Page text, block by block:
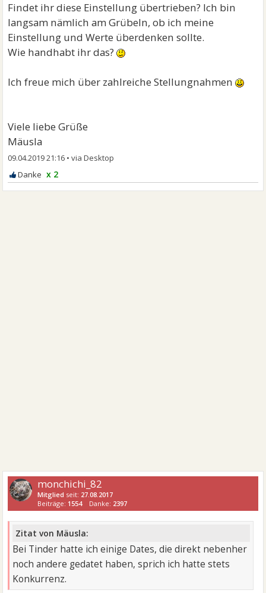
Findet ihr diese Einstellung übertrieben? Ich bin
langsam nämlich am Grübeln, ob ich meine
Einstellung und Werte überdenken sollte.
Wie handhabt ihr das?
Ich freue mich über zahlreiche Stellungnahmen
Viele liebe Grüße
Mäusla
09.04.2019 21:16 •
x 2
monchichi_82
Mitglied seit: 27.08.2017
Beiträge: 1554 Danke: 2397
Zitat von Mäusla:
Bei Tinder hatte ich einige Dates, die direkt nebenher
noch andere gedatet haben, sprich ich hatte stets
Konkurrenz.